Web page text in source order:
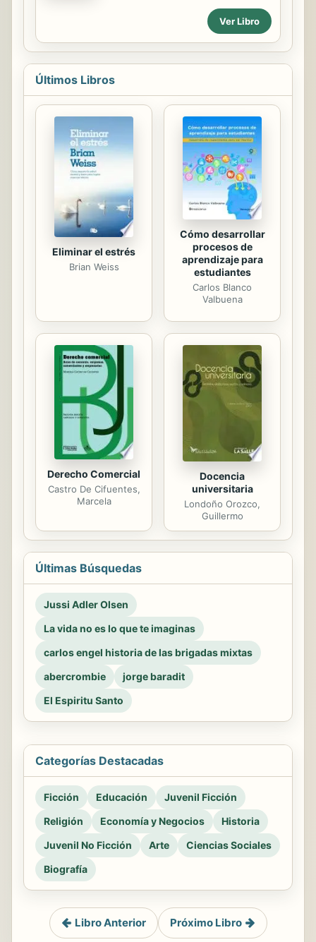
su progreso. Ganar peso de nuevo y
más después de perderlo sucede
con más frecuencia de lo que usted
piensa y puede que lo haya
experimentado usted mismo en sus
experiencias pasadas de pérdida de
verás cómo evitar que eso suceda!
Además de perder peso y
mantenerlo, aprenderá a sanar su
cuerpo y a mejorar su rendimiento
en muchas áreas diferentes
haciendo ejercicio, comiendo bien y
mucho más. Dentro de este libro
encontrará una gran cantidad...
Ver Libro
Últimos Libros
Eliminar el estrés
Brian Weiss
Cómo desarrollar
procesos de
aprendizaje para
estudiantes
Carlos Blanco
Valbuena
Derecho Comercial
Castro De Cifuentes,
Marcela
Docencia
universitaria
Londoño Orozco,
Guillermo
Últimas Búsquedas
Jussi Adler Olsen
La vida no es lo que te imaginas
carlos engel historia de las brigadas mixtas
abercrombie
jorge baradit
El Espiritu Santo
Categorías Destacadas
Ficción Educación
Juvenil Ficción
Religión
Economía y Negocios
Historia
Juvenil No Ficción
Arte
Ciencias Sociales
Biografía
Libro Anterior Próximo Libro